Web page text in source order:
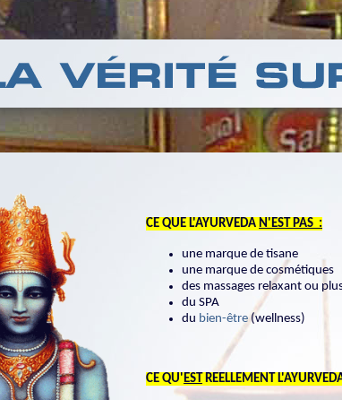
CE QUE L'AYURVEDA N'EST PAS :
une marque de tisane
une marque de cosmétiques
des massages relaxant ou
du SPA
du bien-être(wellness)
CE QU' EST REELLEMENT